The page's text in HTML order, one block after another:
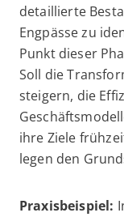
detaillierte
Engpässe zu
Punkt dieser
Soll die
steigern, die
ihre Ziele
legen den
Praxisbeispiel: